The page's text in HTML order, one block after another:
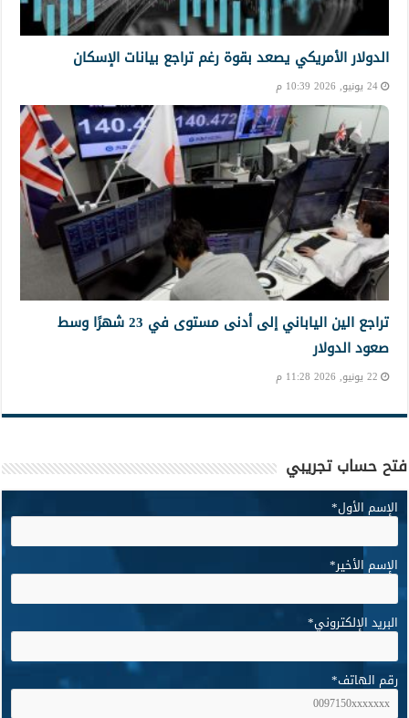
الدولار الأمريكي يصعد بقوة رغم تراجع بيانات الإسكان
24 يونيو, 2026 10:39 م
تراجع الين الياباني إلى أدنى مستوى في 23 شهرًا وسط
صعود الدولار
22 يونيو, 2026 11:28 م
فتح حساب تجريبي
الإسم الأول*
الإسم الأخير*
البريد الإلكتروني*
رقم الهاتف*